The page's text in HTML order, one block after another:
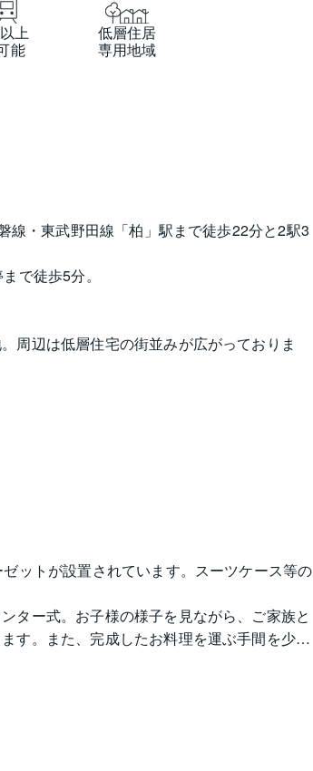
上
能
低層住居
専用地域
線・東武野田線「柏」駅まで徒歩22分と2駅3
で徒歩5分。
周辺は低層住宅の街並みが広がっておりま
ットが設置されています。スーツケース等の
ター式。お子様の様子を見ながら、ご家族と
す。また、完成したお料理を運ぶ手間を少し